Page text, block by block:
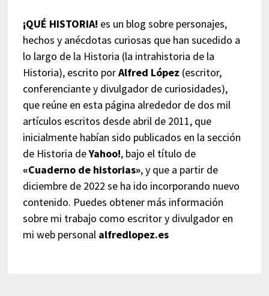
¡QUÉ HISTORIA! es un blog sobre personajes,
hechos y anécdotas curiosas que han sucedido a
lo largo de la Historia (la intrahistoria de la
Historia), escrito porAlfred López (escritor,
conferenciante y divulgador de curiosidades),
que reúne en esta página alrededor de dos mil
artículos escritos desde abril de 2011, que
inicialmente habían sido publicados en la sección
de Historia deYahoo!, bajo el título de
«Cuaderno de historias», y que a partir de
diciembre de 2022 se ha ido incorporando nuevo
contenido. Puedes obtener más información
sobre mi trabajo como escritor y divulgador en
mi web personal alfredlopez.es